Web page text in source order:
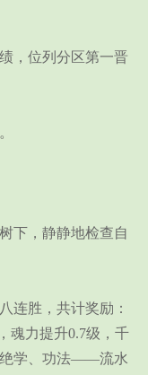
，位列分区第一晋
下，静静地检查自
连胜，共计奖励：
魂力提升0.7级，千
绝学、功法——流水